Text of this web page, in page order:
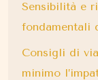
Sensibilità e
fondamentali
Consigli di
minimo